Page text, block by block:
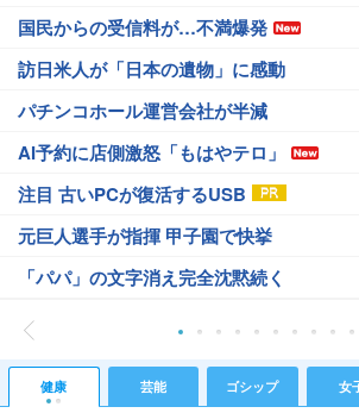
国民からの受信料が…不満爆発
訪日米人が「日本の遺物」に感動
パチンコホール運営会社が半減
AI予約に店側激怒「もはやテロ」
注目 古いPCが復活するUSB
元巨人選手が指揮 甲子園で快挙
「パパ」の文字消え完全沈黙続く
健康 芸能 ゴシップ 女